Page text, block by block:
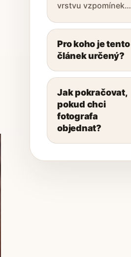
vrstvu vzpomínek…
Pro koho je tento
článek určený?
Jak pokračovat,
pokud chci
fotografa
objednat?